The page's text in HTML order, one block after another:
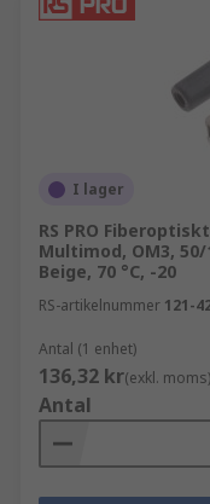
I lager
RS PRO
Multimod, OM3,
Beige, 70 °C, -20
RS-artikelnummer 121-
Antal (1 enhet)
136,32 kr(exkl. moms)
Antal